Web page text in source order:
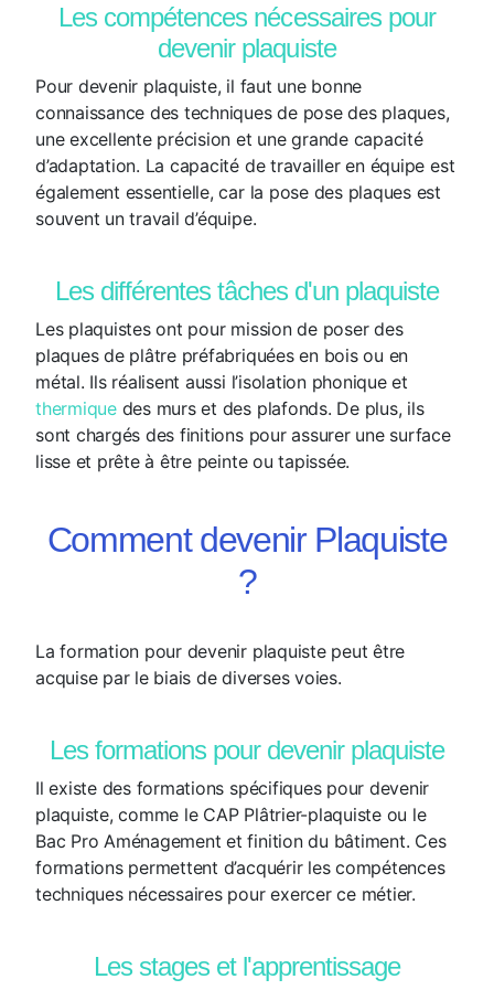
Les compétences nécessaires pour
devenir plaquiste
Pour devenir plaquiste, il faut une bonne
connaissance des techniques de pose des plaques,
une excellente précision et une grande capacité
d’adaptation. La capacité de travailler en équipe est
également essentielle, car la pose des plaques est
souvent un travail d’équipe.
Les différentes tâches d'un plaquiste
Les plaquistes ont pour mission de poser des
plaques de plâtre préfabriquées en bois ou en
métal. Ils réalisent aussi l’isolation phonique et
thermiquedes murs et des plafonds. De plus, ils
sont chargés des finitions pour assurer une surface
lisse et prête à être peinte ou tapissée.
Comment devenir Plaquiste
?
La formation pour devenir plaquiste peut être
acquise par le biais de diverses voies.
Les formations pour devenir plaquiste
Il existe des formations spécifiques pour devenir
plaquiste, comme le CAP Plâtrier-plaquiste ou le
Bac Pro Aménagement et finition du bâtiment. Ces
formations permettent d’acquérir les compétences
techniques nécessaires pour exercer ce métier.
Les stages et l'apprentissage